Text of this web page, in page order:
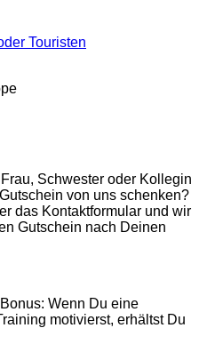
Touristen
Schwester oder Kollegin
von uns schenken?
das Kontaktformular und wir
Gutschein nach Deinen
Wenn Du eine
motivierst, erhältst Du